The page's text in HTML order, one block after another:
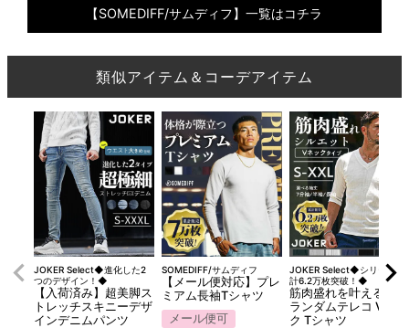
【SOMEDIFF/サムディフ】一覧はコチラ
類似アイテム＆コーデアイテム
JOKER Select◆進化した2
つのデザイン！◆
【入荷済み】超美脚ス
トレッチスキニーデザ
インデニムパンツ
SOMEDIFF/サムディフ
【メール便対応】プレ
ミアム長袖Tシャツ
メール便可
JOKER Select◆シリーズ累
計6.2万枚突破！◆
筋肉盛れを叶える！
ランダムテレコ Vネッ
ク Tシャツ